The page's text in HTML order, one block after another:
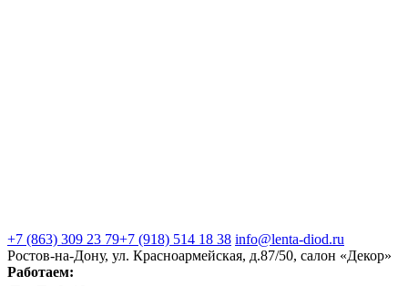
+7 (863) 309 23 79+7 (918) 514 18 38 info@lenta-diod.ru
Ростов-на-Дону, ул. Красноармейская, д.87/50, салон «Декор»
Работаем: